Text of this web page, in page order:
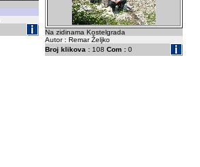
Na zidinama Kostelgrada
Autor : Remar Željko
Broj klikova : 108 Com : 0